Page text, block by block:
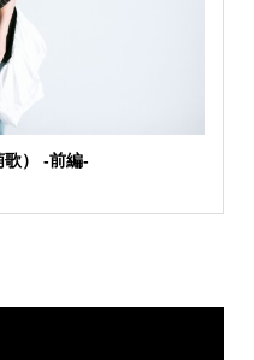
） -前編-